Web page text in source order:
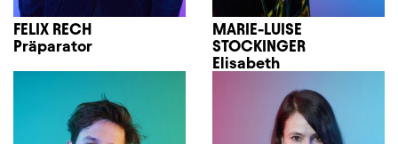
FELIX RECH
Präparator
MARIE-LUISE
STOCKINGER
Elisabeth